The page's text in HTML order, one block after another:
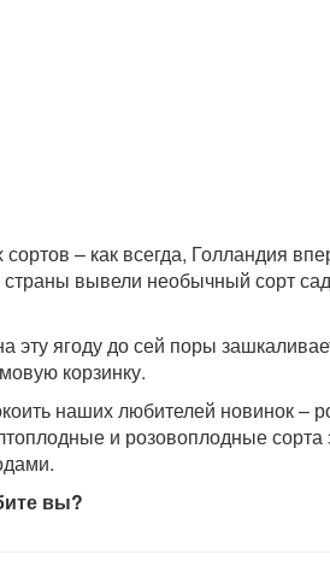
сортов – как всегда, Голландия
вывели необычный сорт
эту ягоду до сей поры
корзинку.
наших любителей новинок –
и розовоплодные
вы?